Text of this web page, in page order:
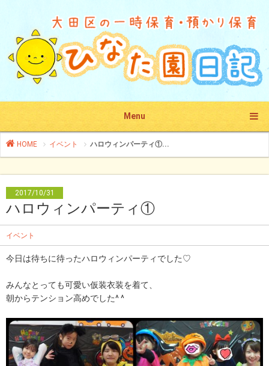
Menu
HOME イベント ハロウィンパーティ①...
2017/10/31
ハロウィンパーティ①
イベント
今日は待ちに待ったハロウィンパーティでした♡
みんなとっても可愛い仮装衣装を着て、
朝からテンション高めでした^ ^